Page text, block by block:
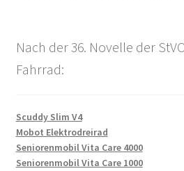
Nach der 36. Novelle der
Fahrrad:
Scuddy Slim V4
Mobot Elektrodreirad
Seniorenmobil Vita Care 4000
Seniorenmobil Vita Care 1000